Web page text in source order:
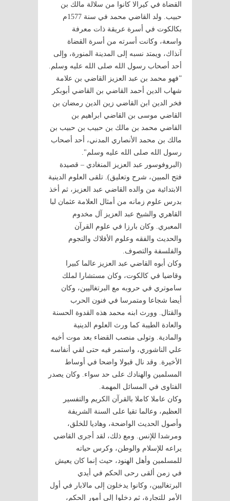
القضاة في كيرالا كانوا من سلالة مالك بن
حبيب. ولد القاضي محمد في سنة 1577م
بكالكوت في أسرة عريقة ذات معرفة
واسعة، وكانت أسرته من أسرة القضاة
آنذاك، ويمتد نسبه إلى المدينة المنورة، وإلى
أحد أصحاب رسول الله صلى الله عليه وسلم.
”فهو محمد بن عبد العزيز القاضي بن علامة
شهاب الدين أحمد القاضي بن القاضي أبوبكر
فخر الدين ابن القاضي زين الدين رمضان بن
القاضي موسى بن القاضي ابراهيم بن
القاضي محمد بن مالك بن حبيب بن حبيب بن
مالك بن محمد الأنصاري المدني، أحد أصحاب
رسول الله صلى الله عليه وسلم".
(البروفوسور عبد العزيز المنغادي – قصيدة
فتح المبين، شرح وتعليق). تلقى العلوم الدينية
الابتدائية من والده القاضي عبد العزيز، ثم أخذ
بدرس علوم زمانه من أمثال العلامة عثمان لبا
القاهري والشيخ عبد العزيز آل مخدوم
المعبري. وكان بارزا في علوم القرآن
والحديث والفقه وعلوم الأفلاك والنجوم
والفلسفة والتصوف.
وكان أبوه القاضي عبد العزيز عالما كبيرا
وقاضيا في كالكوت، وكان مستشارا لملك
ساموتري في حروبه مع البرتغاليين، وكان
أيضا شجاعا ومتمرسا في فنون الحرب
والقتال. وورث ابنه محمد هذه القدوة الحسنة
والعادة الطيبة كما ورث العلوم الدينية
والمادية. وتولى منصب القضاء بعد موت أخيه
علي الناشوري، واستمر فيه حتى لقي أنفاسه
الأخيرة. وقد نال قبولا واضحا في أوساط
المسلمين والهنادك على حد سواء. وكان يصدر
الفتاوى في المسائل المهمة.
وكان عاملا كاملا بالقرآن الكريم والتفسير
العظيم، وعالما تقيا على السنة الشريفة
وأصول الحديث الواضحة، وهاديا للخلق،
ومرشدا للإنس. ومع ذلك، لقد أجرى القاضي
يراعه للإسلام والوطن، وكرس حياته
للمسلمين وأهل الهنود، حيث إنما كان يعيش
في زمن ألقى رحى الحكم في أيدي
البرتغاليين، وكانوا يدخلون إلى مالابار في أول
الأمر للتجارة، ثم دخلوا إلى أمور الحكم،